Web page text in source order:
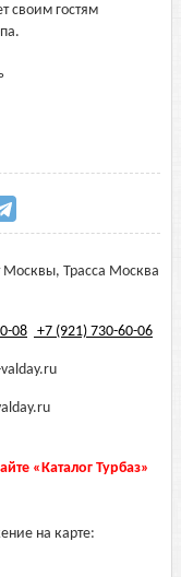
своим гостям
Москвы, Трасса Москва
08 +7 (921) 730-60-06
«Каталог Турбаз»
на карте: